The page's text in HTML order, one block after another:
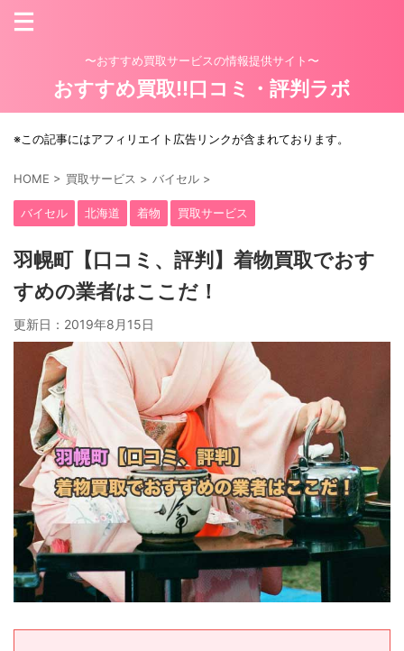
〜おすすめ買取サービスの情報提供サイト〜
おすすめ買取!!口コミ・評判ラボ
※この記事にはアフィリエイト広告リンクが含まれております。
HOME > 買取サービス > バイセル >
バイセル 北海道 着物 買取サービス
羽幌町【口コミ、評判】着物買取でおす
すめの業者はここだ！
更新日： 2019年8月15日